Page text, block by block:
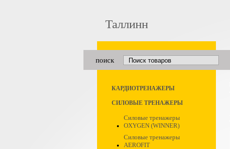
Таллинн
поиск
КАРДИОТРЕНАЖЕРЫ
СИЛОВЫЕ ТРЕНАЖЕРЫ
Силовые тренажеры
OXYGEN (WINNER)
Силовые тренажеры
AEROFIT